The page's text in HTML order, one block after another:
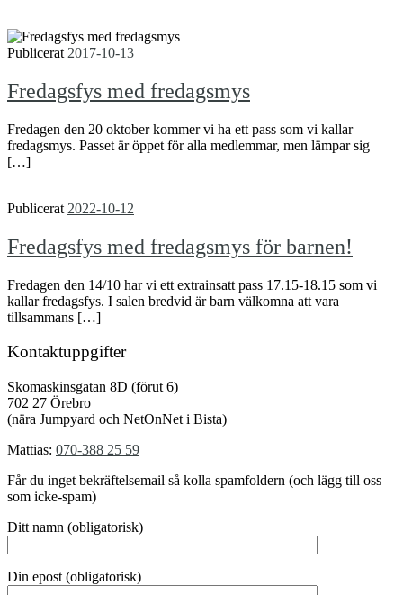
Publicerat 2017-10-13
Fredagsfys med fredagsmys
Fredagen den 20 oktober kommer vi ha ett pass som vi kallar
fredagsmys. Passet är öppet för alla medlemmar, men lämpar sig
[…]
Publicerat 2022-10-12
Fredagsfys med fredagsmys för barnen!
Fredagen den 14/10 har vi ett extrainsatt pass 17.15-18.15 som vi
kallar fredagsfys. I salen bredvid är barn välkomna att vara
tillsammans […]
Kontaktuppgifter
Skomaskinsgatan 8D (förut 6)
702 27 Örebro
(nära Jumpyard och NetOnNet i Bista)
Mattias: 070-388 25 59
Får du inget bekräftelsemail så kolla spamfoldern (och lägg till oss
som icke-spam)
Ditt namn (obligatorisk)
Din epost (obligatorisk)